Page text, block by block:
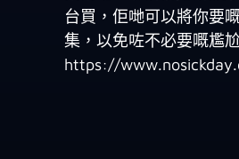
台買，佢哋可以將你要
集，以免咗不必要嘅尷尬
https://